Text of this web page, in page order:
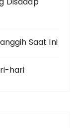
Saat Ini
hari